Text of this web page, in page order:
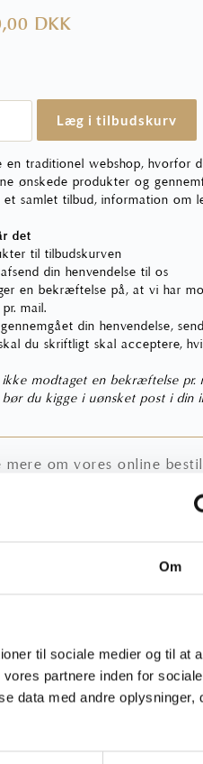
Om
til sociale medier og til at
partnere inden for
data med andre oplysninger,
DKK
Læg i tilbudskurv
en traditionel webshop, hvorfor
ønskede produkter og
samlet tilbud, information om
det
til tilbudskurven
din henvendelse til os
en bekræftelse på, at vi har
mail.
din henvendelse,
du skriftligt skal acceptere,
ikke modtaget en bekræftelse
bør du kigge i uønsket post i din
om vores online